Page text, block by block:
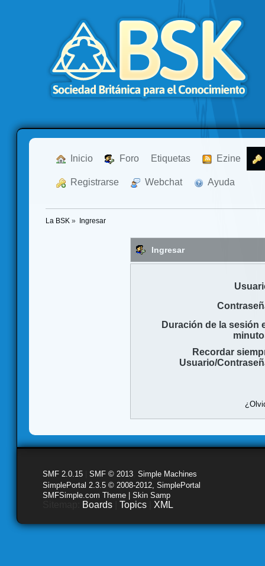
Inicio Foro Etiquetas Ezine
Registrarse Webchat Ayuda
La BSK » Ingresar
Ingresar
Duración de la sesión
Recordar
Usuario/
SMF 2.0.15 SMF © 2013 Simple Machines
SimplePortal 2.3.5 © 2008-2012, SimplePortal
SMFSimple.com Theme | Skin Samp
Boards Topics XML